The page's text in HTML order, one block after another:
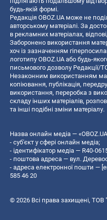
будь-якій формі.
Редакція OBOZ.UA може не
авторському матеріалі. За
в рекламних матеріалах,
Заборонено використання
хоч із зазначенням
логотипу OBOZ.UA або будь-
письмового дозволу Редакції/
Незаконним використанням
копiювання, публiкацiя,
використання, переробка з
складу інших матеріалів,
та інші подібні зміни матеріалу.
Назва онлайн медіа —
- суб'єкт у сфері онлайн медіа;
- ідентифікатор медіа — R40-
- поштова адреса — вул.
- адреса електронної пошти —
585 46 20
© 2026 Всі права захищені, ТОВ